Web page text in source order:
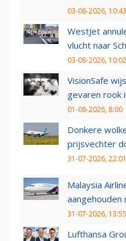
03-08-2026, 10:43
WestJet
vlucht naar
03-08-2026, 10:02
VisionSafe
gevaren rook
01-08-2026, 8:00
Donkere
prijsvechter
31-07-2026, 22:01
Malaysia
aangehouden
31-07-2026, 13:55
Lufthansa